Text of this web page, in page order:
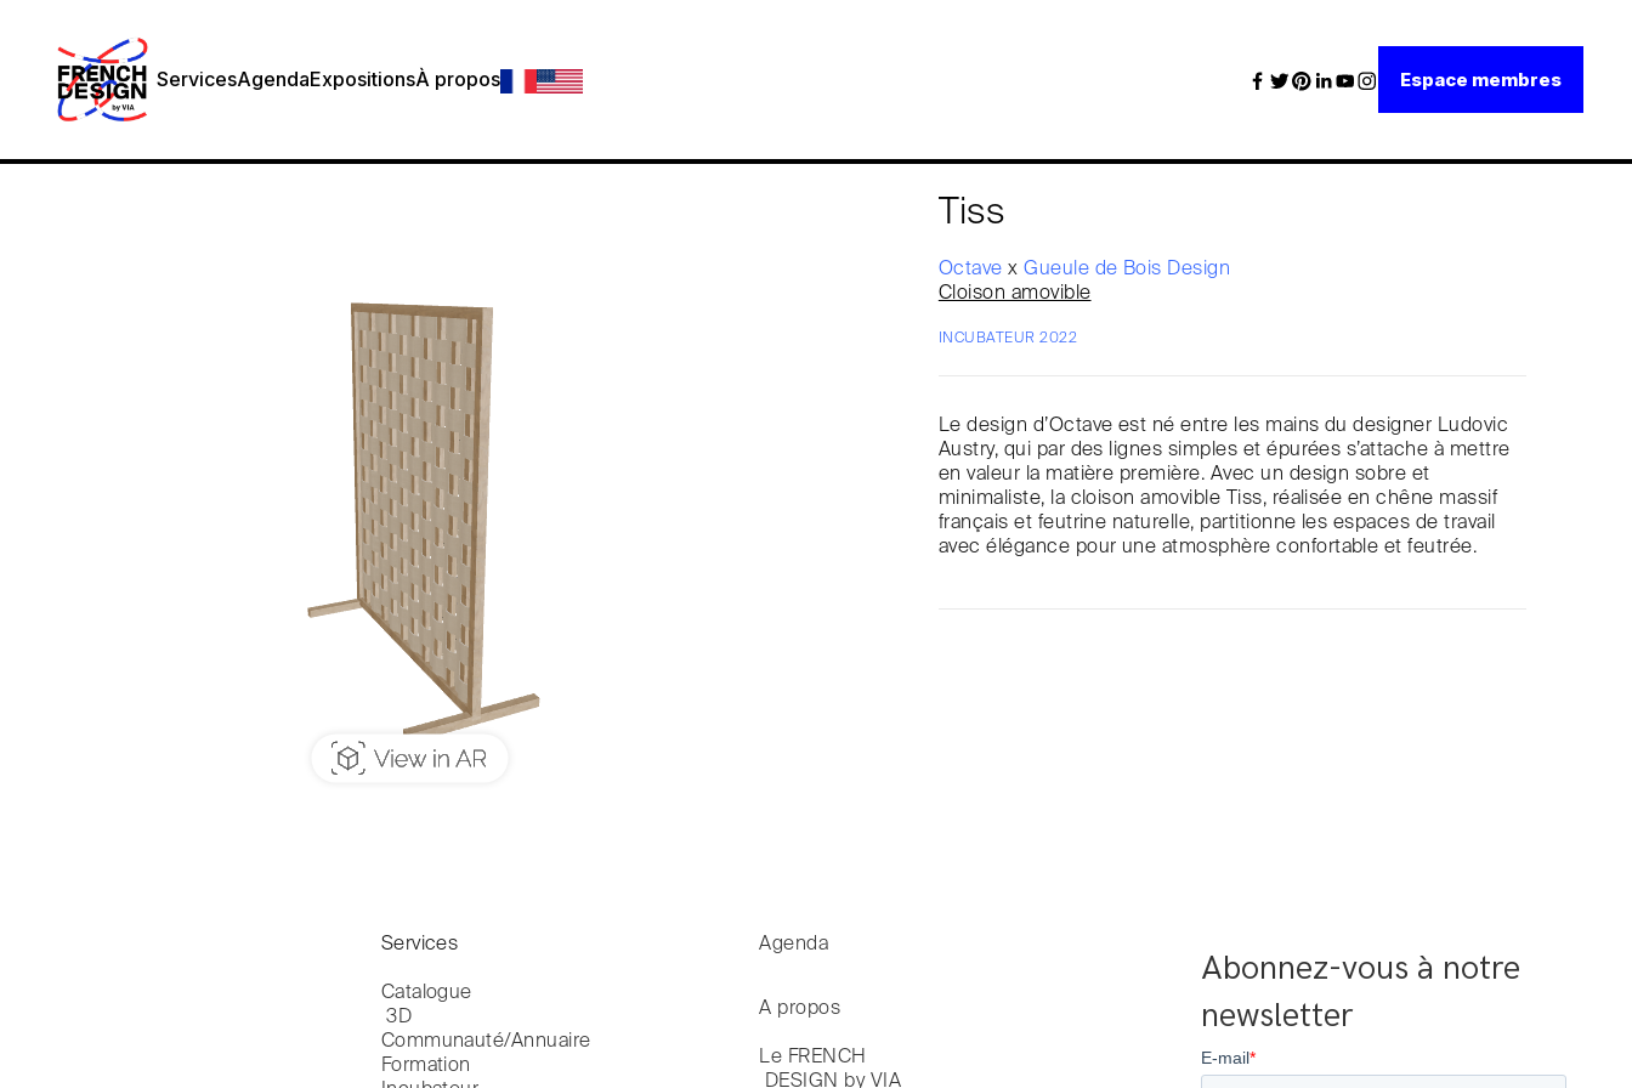
ServicesAgendaExpositionsÀ propos Espace membres
Tiss
OctavexGueule de Bois Design
Cloison amovible
INCUBATEUR 2022
Le design d’Octave est né entre les mains du designer Ludovic
Austry, qui par des lignes simples et épurées s’attache à mettre
en valeur la matière première. Avec un design sobre et
minimaliste, la cloison amovible Tiss, réalisée en chêne massif
français et feutrine naturelle, partitionne les espaces de travail
avec élégance pour une atmosphère confortable et feutrée.
Abonnez-vous à notre
newsletter
Services
Catalogue
3D
Communauté/Annuaire
Formation
Agenda
A propos
Le FRENCH
DESIGN by VIA